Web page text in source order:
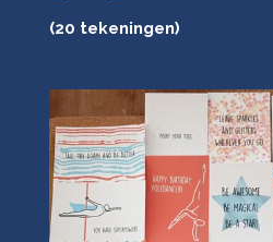
(20 tekeningen)